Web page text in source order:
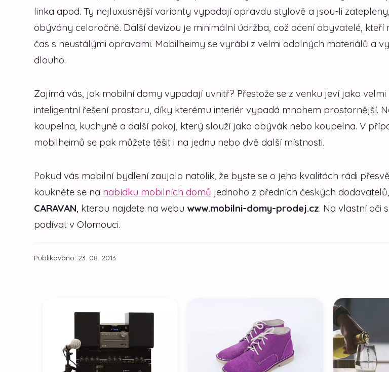
linka apod. Ty nejluxusnější varianty vypadají opravdu stylově a jsou-li
obývány celoročně. Další devizou je minimální údržba, což ocení obyvatelé, kteří
čas s neustálými opravami. Mobilheimy se vyrábí z velmi odolných materiálů a
dlouho.
Zajímá vás, jak mobilní domy vypadají uvnitř? Přestože se z venku jeví jako
inteligentní řešení prostoru, díky kterému interiér vypadá mnohem prostornější.
koupelna, kuchyně a další pokoj, který slouží jako obývák nebo koupelna. V
mobilheimů se pak můžete těšit i na jednu nebo dvě další místnosti.
Pokud vás mobilní bydlení zaujalo natolik, že byste se o jeho kvalitách rádi
koukněte se na nabídku mobilních domů jednoho z předních českých
CARAVAN, kterou najdete na webu www.mobilni-domy-prodej.cz. Na vlastní oči
podívat v Olomouci.
Publikováno: 23. 08. 2013